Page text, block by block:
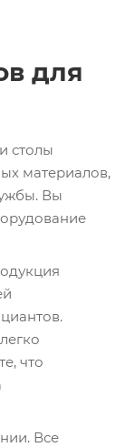
для
столы
материалов,
Вы
что
Все